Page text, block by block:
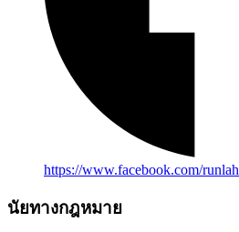
https://www.facebook.com/runlah
นัยทางกฎหมาย